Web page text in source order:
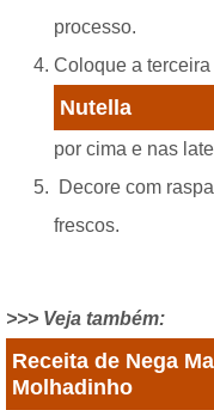
processo.
Coloque a
Nutella
por cima e nas
Decore com
frescos.
>>> Veja também:
Receita de Nega
Molhadinho